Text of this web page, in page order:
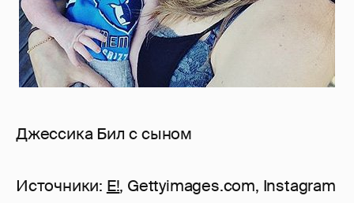
Джессика Бил с сыном
Источники: E!, Gettyimages.com, Instagram